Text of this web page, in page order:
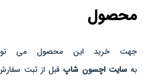
محصول
جهت خرید این محصول می
بهسایتاچسونشاپ قبل از ثبت